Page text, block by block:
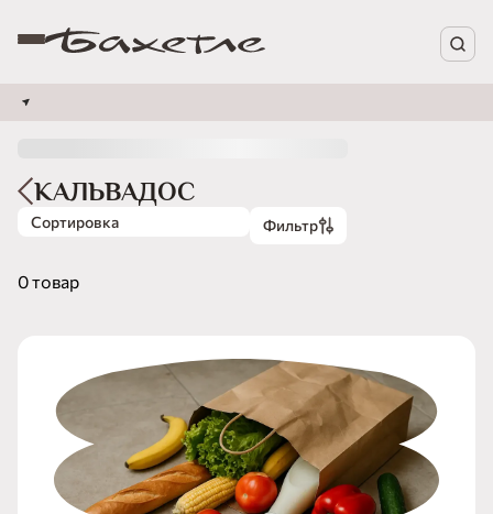
КАЛЬВАДОС
Сортировка Фильтр
0 товар